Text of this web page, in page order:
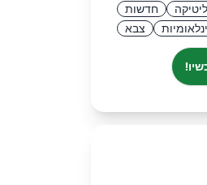
חדשות
צבא